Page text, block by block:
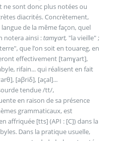
ne sont donc plus notées ou
diacrités. Concrètement,
de la même façon, quel
notera ainsi :tamɣart, "la vieille" ;
que l’on soit en touareg, en
effectivement [tamɣart],
rifain... qui réalisent en fait
[aβriδ], [açal]...
tendue /tt/,
en raison de sa présence
grammaticaux, est
affriquée [tts] (API : [C]) dans la
Dans la pratique usuelle,